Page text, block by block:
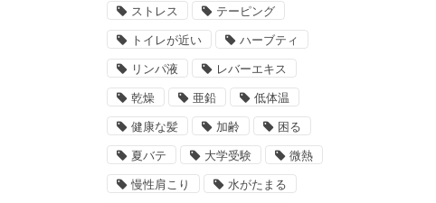
ストレス テーピング
トイレが近い ハーブティ
リンパ液 レバーエキス
乾燥 亜鉛 低体温
健康な髪 加齢 困る
夏バテ 大学受験 微熱
慢性肩こり 水がたまる